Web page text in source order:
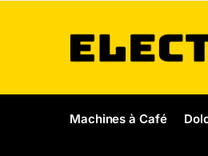
Machines à Café